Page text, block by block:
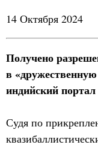
14 Октября 2024
Получено
в
индийский
Судя по